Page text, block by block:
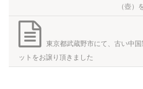
（壺）
東京都武蔵野市にて、古い中
ットをお譲り頂きました